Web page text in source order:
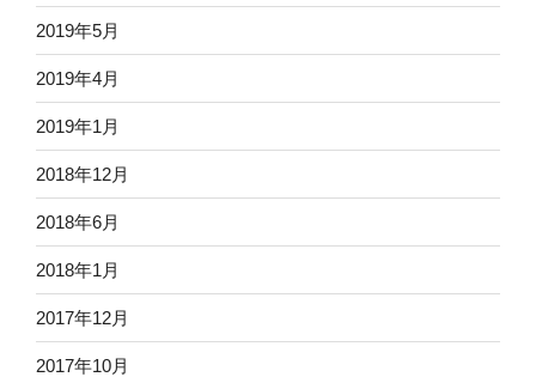
2019年5月
2019年4月
2019年1月
2018年12月
2018年6月
2018年1月
2017年12月
2017年10月